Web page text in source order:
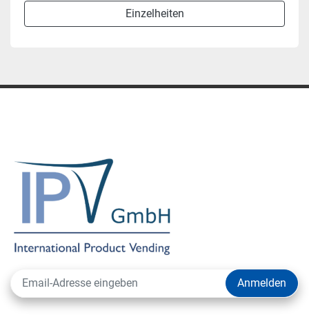
Einzelheiten
Anmelden